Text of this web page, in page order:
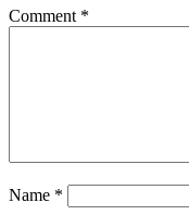
Comment *
Name *